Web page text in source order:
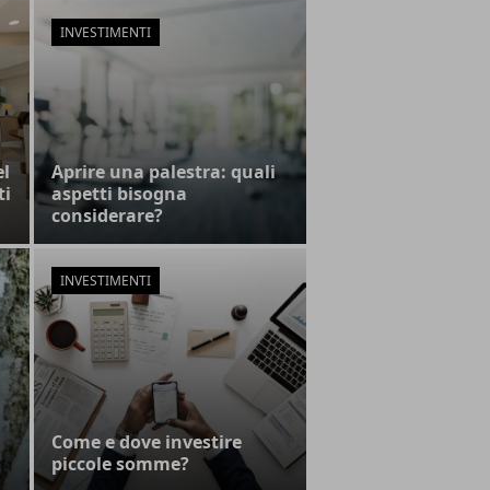
INVESTIMENTI
Aprire una palestra: quali
aspetti bisogna
considerare?
INVESTIMENTI
Come e dove investire
piccole somme?